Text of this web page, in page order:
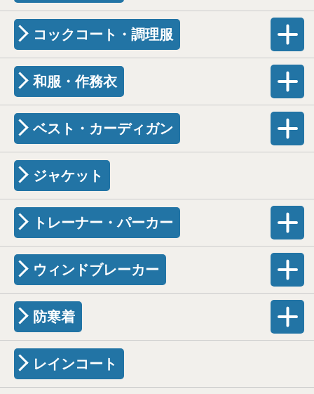
コックコート・調理服
和服・作務衣
ベスト・カーディガン
ジャケット
トレーナー・パーカー
ウィンドブレーカー
防寒着
レインコート